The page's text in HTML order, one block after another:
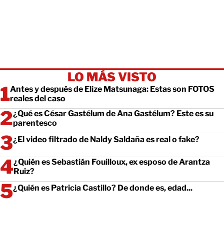
LO MÁS VISTO
Antes y después de Elize Matsunaga: Estas son FOTOS
reales del caso
¿Qué es César Gastélum de Ana Gastélum? Este es su
parentesco
¿El video filtrado de Naldy Saldaña es real o fake?
¿Quién es Sebastián Fouilloux, ex esposo de Arantza
Ruiz?
¿Quién es Patricia Castillo? De donde es, edad...